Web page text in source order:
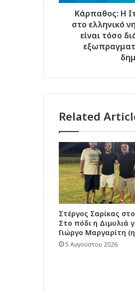
θάλασσα
είναι
διάφανη
Τι
δημοσίευμα
Κάρπαθος: Η
στο ελληνικό
είναι τόσο
Related
Στέργος Σαρίκας
Στο πόδι η Διμυλιά
Γιώργο Μαργαρίτη
5 Αυγούστου 2026